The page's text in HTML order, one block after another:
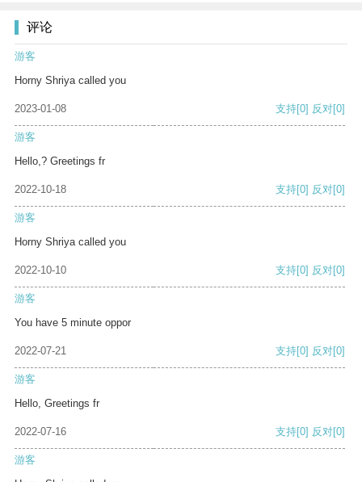
评论
游客
Horny Shriya called you
2023-01-08 支持[0] 反对[0]
游客
Hello,? Greetings fr
2022-10-18 支持[0] 反对[0]
游客
Horny Shriya called you
2022-10-10 支持[0] 反对[0]
游客
You have 5 minute oppor
2022-07-21 支持[0] 反对[0]
游客
Hello, Greetings fr
2022-07-16 支持[0] 反对[0]
游客